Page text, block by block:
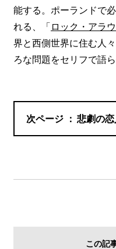
能する。ポーランドで
れる、「 ロック・アラ
界と西側世界に住む人
ろな問題をセリフで語
悲劇の
この記